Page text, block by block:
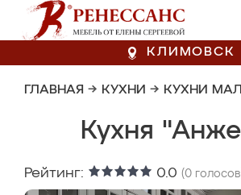
КЛИМОВСК
ГЛАВНАЯ → КУХНИ → КУХНИ
Кухня
Рейтинг: 0.0 (0